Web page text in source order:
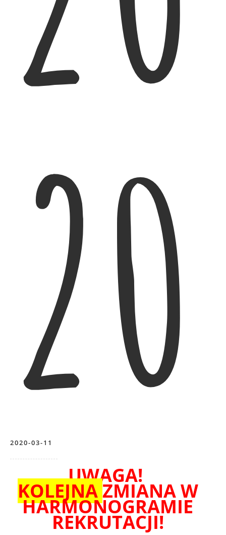
20
2020-03-11
UWAGA!
KOLEJNAZMIANA W
HARMONOGRAMIE
REKRUTACJI!